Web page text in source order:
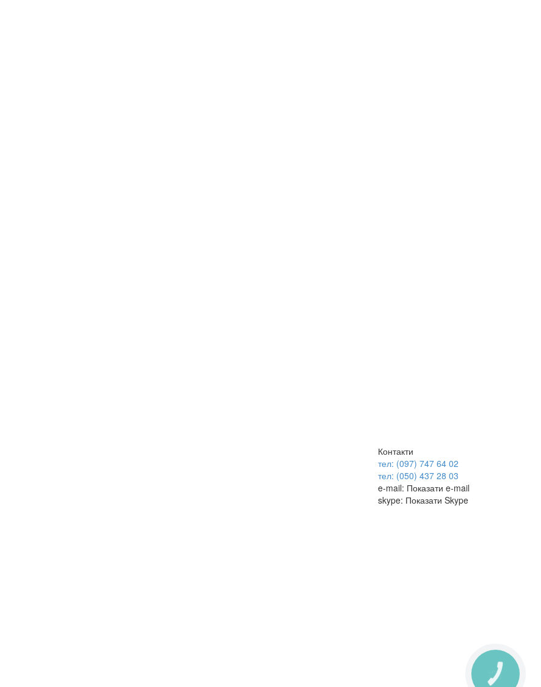
Контакти
тел: (097) 747 64 02
тел: (050) 437 28 03
e-mail: Показати e-mail
skype: Показати Skype
КНОПКА
ЗВ'ЯЗКУ